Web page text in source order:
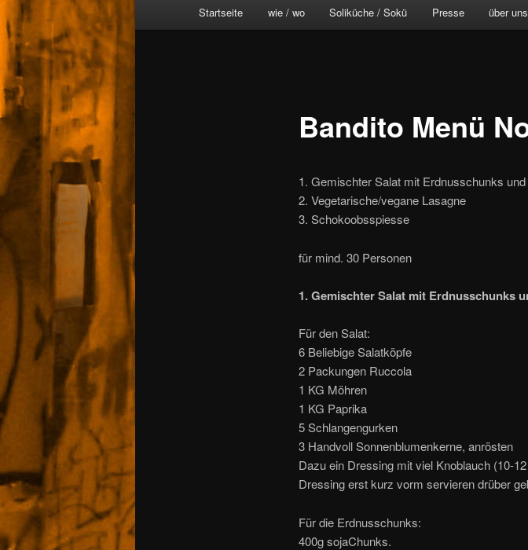
Startseite wie / wo Soliküche / Sokü Presse über uns
Bandito Menü
1. Gemischter Salat mit Erdnusschunks
2. Vegetarische/vegane Lasagne
3. Schokoobsspiesse
für mind. 30 Personen
1. Gemischter Salat mit Erdnusschunks
Für den Salat:
6 Beliebige Salatköpfe
2 Packungen Ruccola
1 KG Möhren
1 KG Paprika
5 Schlangengurken
3 Handvoll Sonnenblumenkerne, anrösten
Dazu ein Dressing mit viel Knoblauch (10-
Dressing erst kurz vorm servieren drüber
Für die Erdnusschunks:
400g sojaChunks.